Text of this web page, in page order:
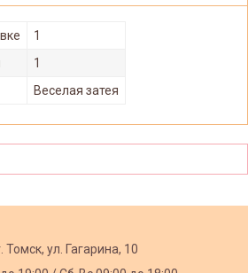
1
1
Веселая затея
Томск, ул. Гагарина, 10